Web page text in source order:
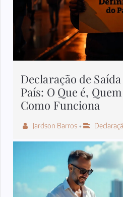
Declaração de
País: O Que é,
Como Funciona
Jardson Barros •